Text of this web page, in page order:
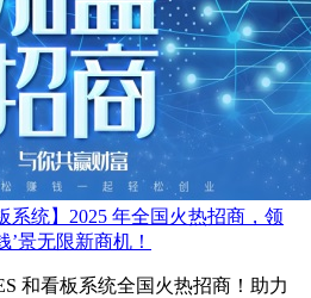
系统】2025 年全国火热招商，领
’景无限新商机！
和看板系统全国火热招商！助力